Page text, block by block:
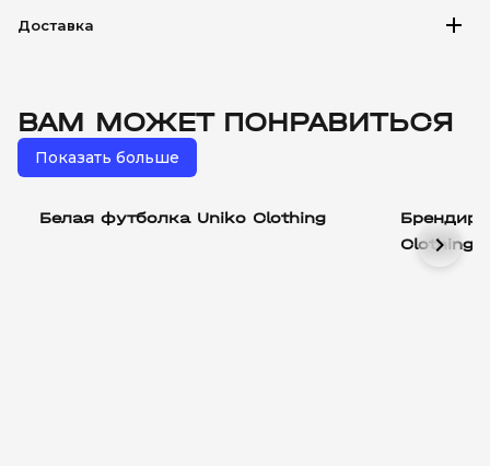
Доставка add
ВАМ МОЖЕТ ПОНРАВИТЬСЯ
Показать больше
Белая футболка Uniko Clothing
Clothing
chevron_right